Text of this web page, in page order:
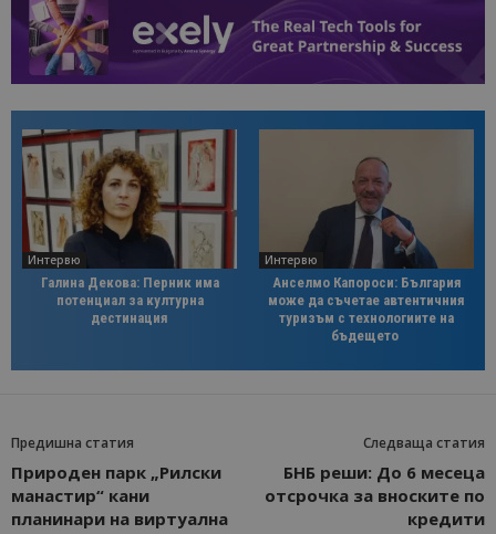
Интервю
Галина Декова: Перник има
потенциал за културна
дестинация
Интервю
Анселмо Капороси: България
може да съчетае автентичния
туризъм с технологиите на
бъдещето
Предишна статия
Природен парк „Рилски
манастир“ кани
планинари на виртуална
Следваща статия
БНБ реши: До 6 месеца
отсрочка за вноските по
кредити